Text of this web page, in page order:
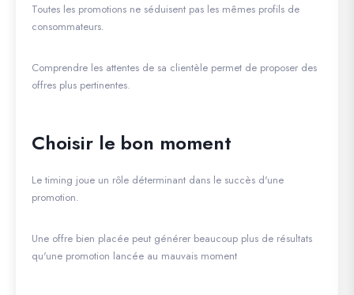
Toutes les promotions ne séduisent pas les mêmes profils de
consommateurs.
Comprendre les attentes de sa clientèle permet de proposer des
offres plus pertinentes.
Choisir le bon moment
Le timing joue un rôle déterminant dans le succès d'une
promotion.
Une offre bien placée peut générer beaucoup plus de résultats
qu'une promotion lancée au mauvais moment